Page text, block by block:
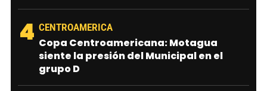
4 CENTROAMERICA
Copa Centroamericana: Motagua
siente la presión del Municipal en el
grupo D